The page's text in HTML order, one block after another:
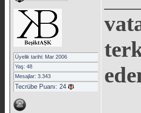
Üyelik tarihi: Mar 2006
Yaş: 48
Mesajlar: 3.343
Tecrübe Puanı: 24